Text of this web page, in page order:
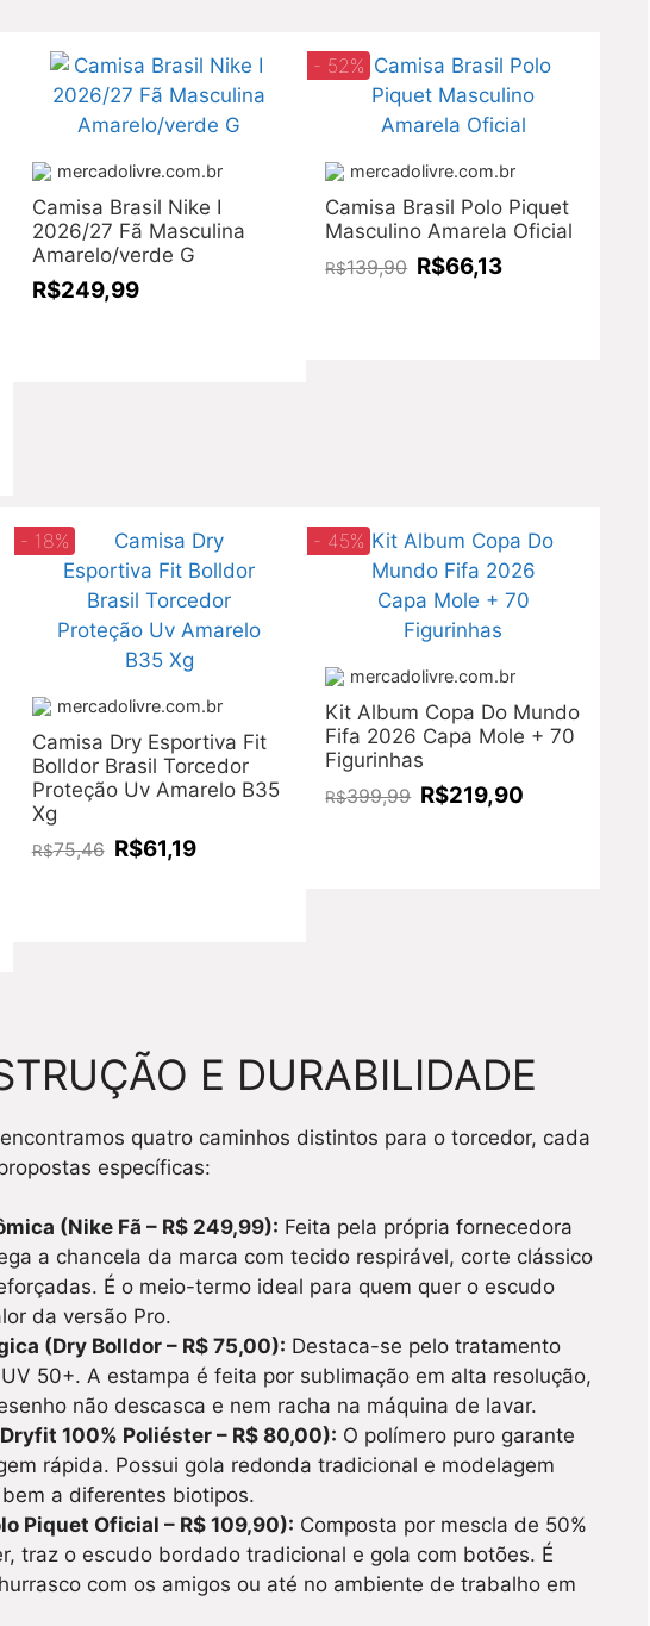
mercadolivre.com.br
Camisa Brasil Nike I
2026/27 Fã Masculina
Amarelo/verde G
R$249,99
- 52%
mercadolivre.com.br
Camisa Brasil Polo Piquet
Masculino Amarela Oficial
R$139,90 R$66,13
- 18%
mercadolivre.com.br
Camisa Dry Esportiva Fit
Bolldor Brasil Torcedor
Proteção Uv Amarelo B35
Xg
R$75,46 R$61,19
- 45%
mercadolivre.com.br
Kit Album Copa Do Mundo
Fifa 2026 Capa Mole + 70
Figurinhas
R$399,99 R$219,90
E DURABILIDADE
quatro caminhos distintos para o torcedor, cada
específicas:
(Nike Fã – R$ 249,99): Feita pela própria fornecedora
a chancela da marca com tecido respirável, corte clássico
É o meio-termo ideal para quem quer o escudo
da versão Pro.
(Dry Bolldor – R$ 75,00): Destaca-se pelo tratamento
50+. A estampa é feita por sublimação em alta resolução,
não descasca e nem racha na máquina de lavar.
100% Poliéster – R$ 80,00): O polímero puro garante
rápida. Possui gola redonda tradicional e modelagem
a diferentes biotipos.
Piquet Oficial – R$ 109,90): Composta por mescla de 50%
traz o escudo bordado tradicional e gola com botões. É
com os amigos ou até no ambiente de trabalho em